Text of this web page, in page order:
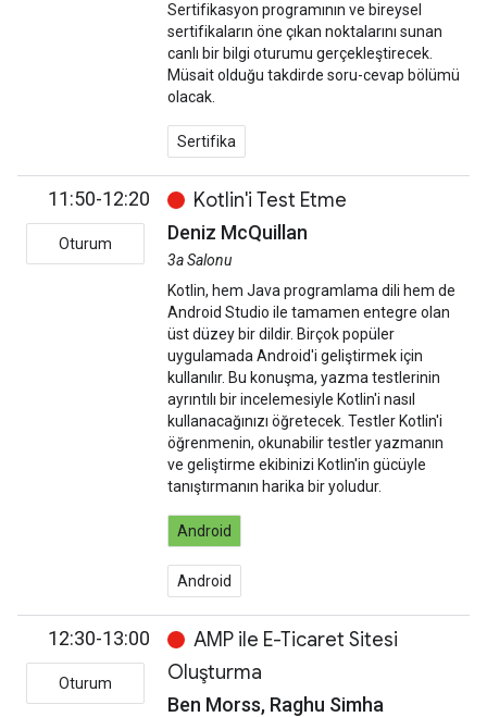
Sertifikasyon programının ve bireysel
sertifikaların öne çıkan noktalarını sunan
canlı bir bilgi oturumu gerçekleştirecek.
Müsait olduğu takdirde soru-cevap bölümü
olacak.
Sertifika
11:50-12:20
Oturum
Kotlin'i Test Etme
Deniz McQuillan
3a Salonu
Kotlin, hem Java programlama dili hem de
Android Studio ile tamamen entegre olan
üst düzey bir dildir. Birçok popüler
uygulamada Android'i geliştirmek için
kullanılır. Bu konuşma, yazma testlerinin
ayrıntılı bir incelemesiyle Kotlin'i nasıl
kullanacağınızı öğretecek. Testler Kotlin'i
öğrenmenin, okunabilir testler yazmanın
ve geliştirme ekibinizi Kotlin'in gücüyle
tanıştırmanın harika bir yoludur.
Android
Android
12:30-13:00
Oturum
AMP ile E-Ticaret Sitesi
Oluşturma
Ben Morss, Raghu Simha